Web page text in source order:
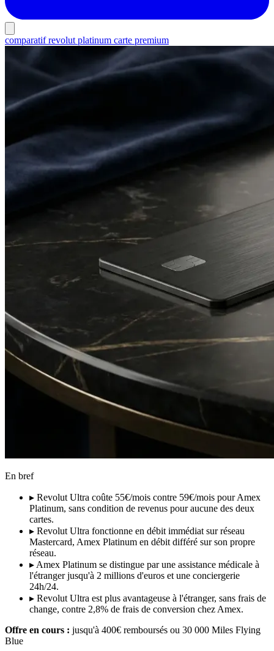
comparatifrevolut platinum carte premium
En bref
▸ Revolut Ultra coûte 55€/mois contre 59€/mois pour Amex
Platinum, sans condition de revenus pour aucune des deux
cartes.
▸ Revolut Ultra fonctionne en débit immédiat sur réseau
Mastercard, Amex Platinum en débit différé sur son propre
réseau.
▸ Amex Platinum se distingue par une assistance médicale à
l'étranger jusqu'à 2 millions d'euros et une conciergerie
24h/24.
▸ Revolut Ultra est plus avantageuse à l'étranger, sans frais de
change, contre 2,8% de frais de conversion chez Amex.
Offre en cours : jusqu'à 400€ remboursés ou 30 000 Miles Flying
Blue